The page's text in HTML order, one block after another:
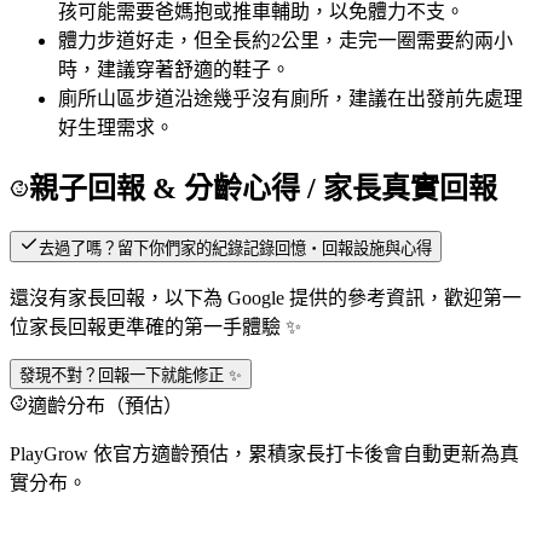
孩可能需要爸媽抱或推車輔助，以免體力不支。
體力步道好走，但全長約2公里，走完一圈需要約兩小
時，建議穿著舒適的鞋子。
廁所山區步道沿途幾乎沒有廁所，建議在出發前先處理
好生理需求。
親子回報 & 分齡心得 / 家長真實回報
去過了嗎？留下你們家的紀錄記錄回憶・回報設施與心得
還沒有家長回報，以下為 Google 提供的參考資訊，歡迎第一
位家長回報更準確的第一手體驗 ✨
發現不對？回報一下就能修正 ✨
適齡分布（預估）
PlayGrow 依官方適齡預估，累積家長打卡後會自動更新為真
實分布。